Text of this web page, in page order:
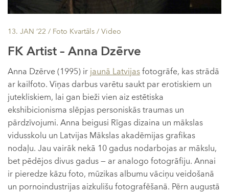
13. JAN ’22 / Foto Kvartāls / Video
FK Artist – Anna Dzērve
Anna Dzērve (1995) ir jaunā Latvijasfotogrāfe, kas strādā
ar kailfoto. Viņas darbus varētu saukt par erotiskiem un
jutekliskiem, lai gan bieži vien aiz estētiska
ekshibicionisma slēpjas personiskās traumas un
pārdzīvojumi. Anna beigusi Rīgas dizaina un mākslas
vidusskolu un Latvijas Mākslas akadēmijas grafikas
nodaļu. Jau vairāk nekā 10 gadus nodarbojas ar mākslu,
bet pēdējos divus gadus — ar analogo fotogrāfiju. Annai
ir pieredze kāzu foto, mūzikas albumu vāciņu veidošanā
un pornoindustrijas aizkulišu fotografēšanā. Pērn augustā